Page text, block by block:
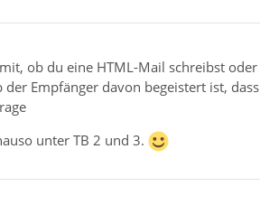
ob du eine HTML-Mail schreibst
Empfänger davon begeistert ist,
unter TB 2 und 3.